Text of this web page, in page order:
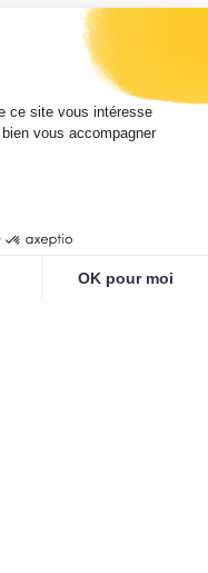
ce site vous intéresse
vous accompagner
OK pour moi
2026.